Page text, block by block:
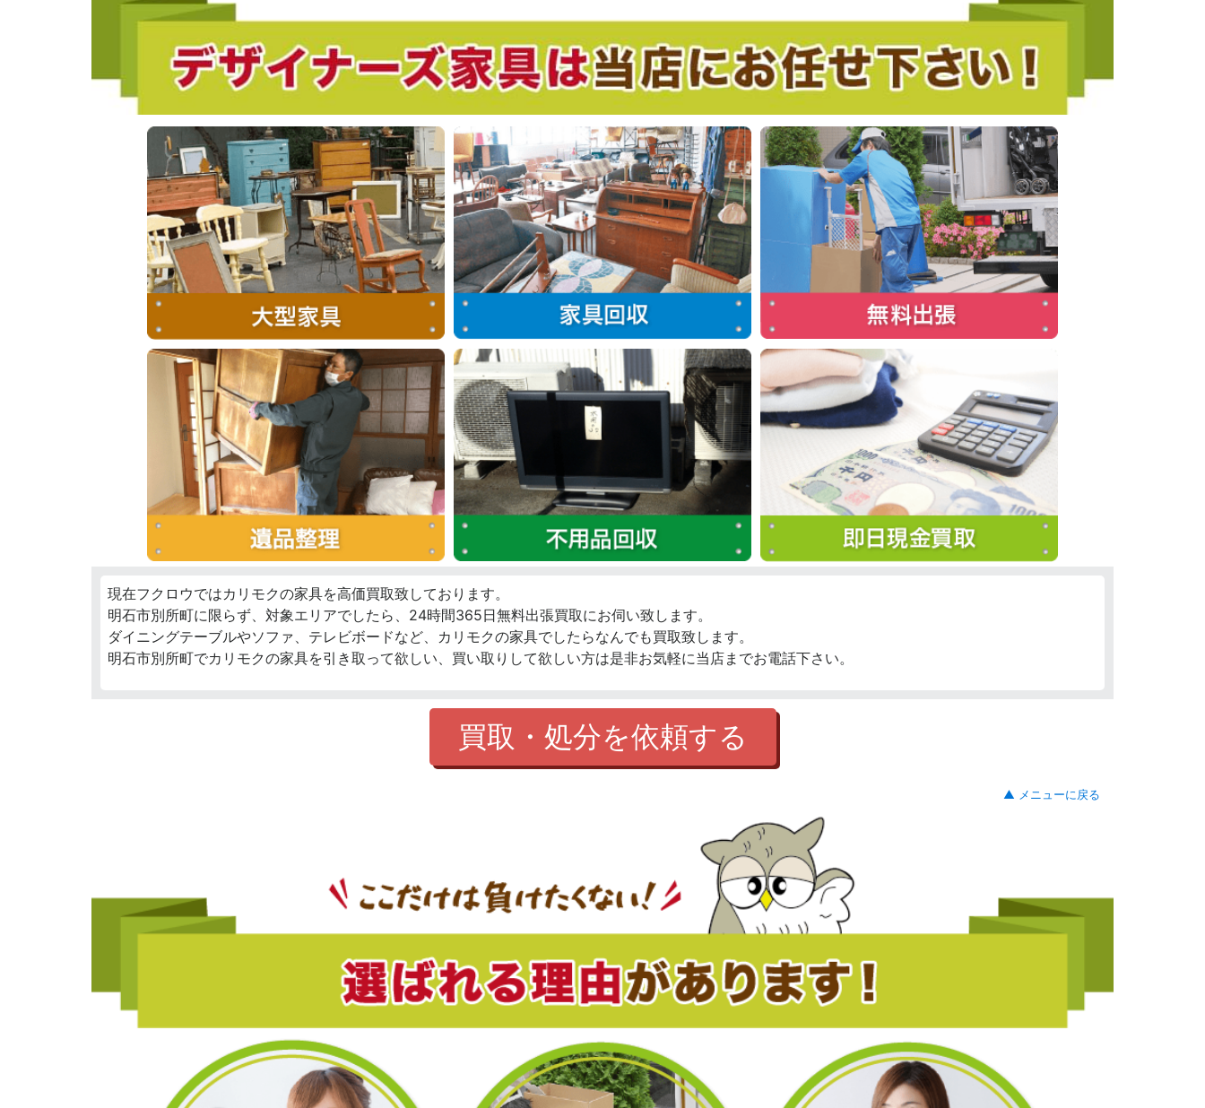
現在フクロウではカリモクの家具を高価買取致しております。
明石市別所町に限らず、対象エリアでしたら、24時間365日無料出張買取にお伺い致します。
ダイニングテーブルやソファ、テレビボードなど、カリモクの家具でしたらなんでも買取致します。
明石市別所町でカリモクの家具を引き取って欲しい、買い取りして欲しい方は是非お気軽に当店までお電話下さい。
買取・処分を依頼する
▲ メニューに戻る